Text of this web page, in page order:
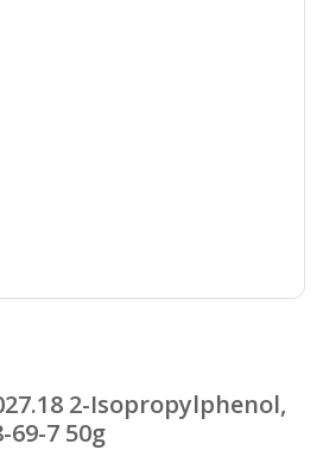
2-Isopropylphenol,
69-7 50g